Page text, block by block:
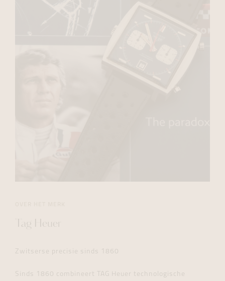
Tag Heuer
Zwitserse precisie sinds 1860
Sinds 1860 combineert TAG Heuer technologische